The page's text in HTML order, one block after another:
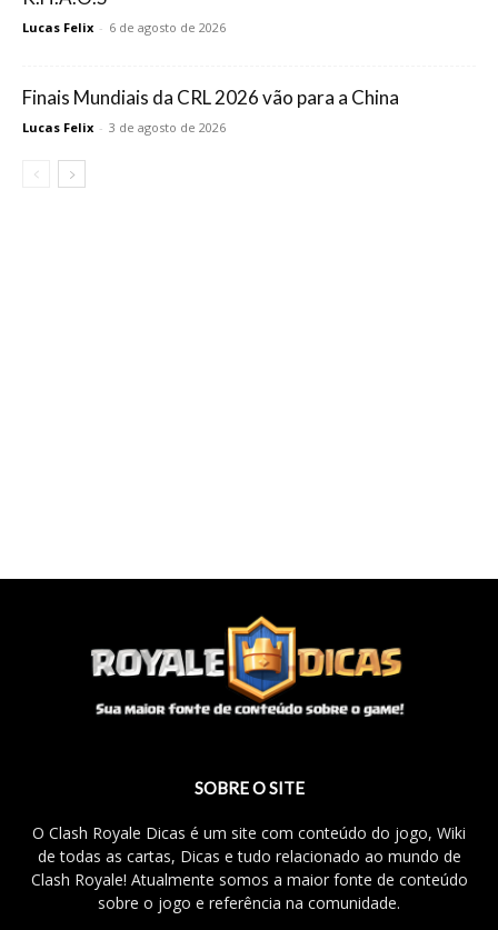
Lucas Felix - 6 de agosto de 2026
Finais Mundiais da CRL 2026 vão para a China
Lucas Felix - 3 de agosto de 2026
SOBRE O SITE
O Clash Royale Dicas é um site com conteúdo do jogo, Wiki
de todas as cartas, Dicas e tudo relacionado ao mundo de
Clash Royale! Atualmente somos a maior fonte de conteúdo
sobre o jogo e referência na comunidade.